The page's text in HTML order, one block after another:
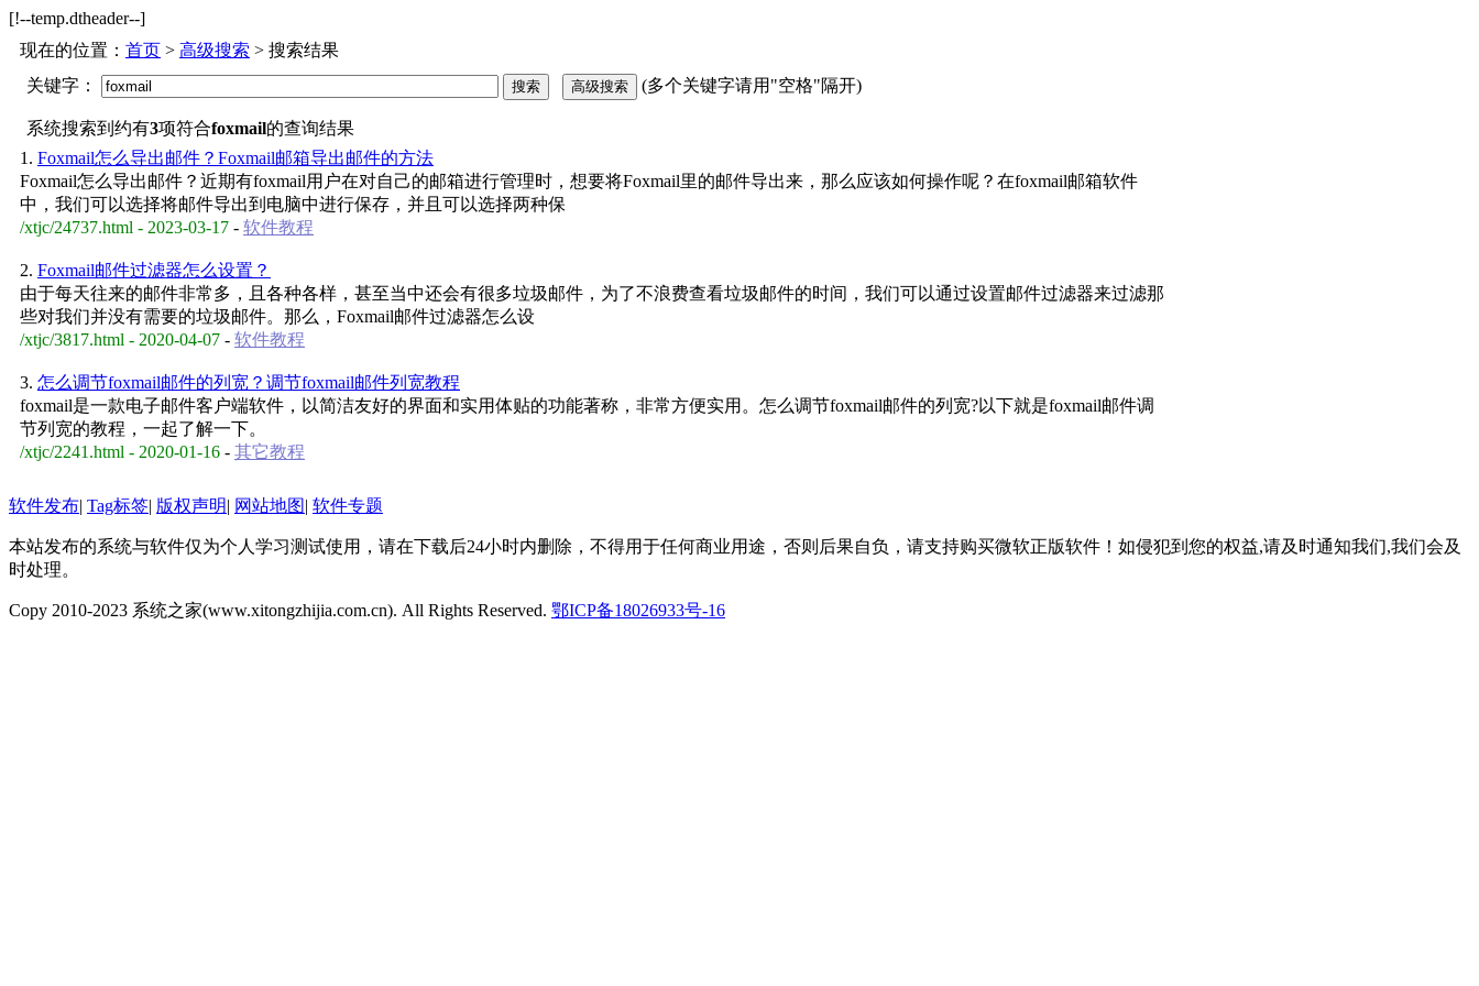
[!--temp.dtheader--]
现在的位置： 首页 > 高级搜索 > 搜索结果
关键字：
(多个关键字请用"空格"隔开)
系统搜索到约有3项符合foxmail的查询结果
1. Foxmail怎么导出邮件？Foxmail邮箱导出邮件的方法
Foxmail怎么导出邮件？近期有foxmail用户在对自己的邮箱进行管理时，想要将Foxmail里的邮件导出来，那么应该如何操作呢？在foxmail邮箱软件
中，我们可以选择将邮件导出到电脑中进行保存，并且可以选择两种保
/xtjc/24737.html - 2023-03-17 - 软件教程
2. Foxmail邮件过滤器怎么设置？
由于每天往来的邮件非常多，且各种各样，甚至当中还会有很多垃圾邮件，为了不浪费查看垃圾邮件的时间，我们可以通过设置邮件过滤器来过滤那
些对我们并没有需要的垃圾邮件。那么，Foxmail邮件过滤器怎么设
/xtjc/3817.html - 2020-04-07 - 软件教程
3. 怎么调节foxmail邮件的列宽？调节foxmail邮件列宽教程
foxmail是一款电子邮件客户端软件，以简洁友好的界面和实用体贴的功能著称，非常方便实用。怎么调节foxmail邮件的列宽?以下就是foxmail邮件调
节列宽的教程，一起了解一下。
/xtjc/2241.html - 2020-01-16 - 其它教程
软件发布| Tag标签| 版权声明| 网站地图| 软件专题
本站发布的系统与软件仅为个人学习测试使用，请在下载后24小时内删除，不得用于任何商业用途，否则后果自负，请支持购买微软正版软件！如侵犯到您的权益,请及时通知我们,我们会及
时处理。
Copy 2010-2023 系统之家(www.xitongzhijia.com.cn). All Rights Reserved. 鄂ICP备18026933号-16